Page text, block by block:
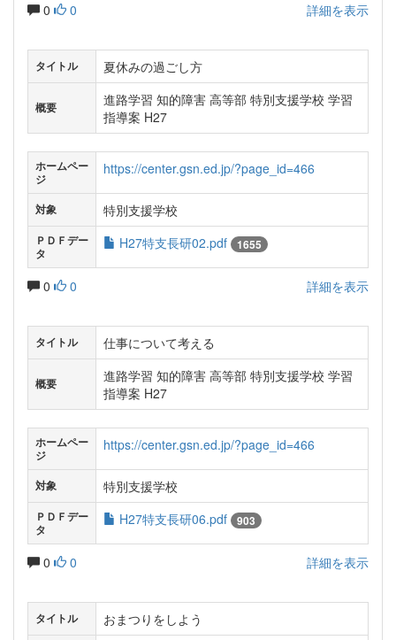
0 0 詳細を表示
タイトル 夏休みの過ごし方
概要
進路学習 知的障害 高等部 特別支援学校 学習
指導案 H27
ホームペー
ジ
https://center.gsn.ed.jp/?page_id=466
対象 特別支援学校
ＰＤＦデー
タ
H27特支長研02.pdf 1655
0 0 詳細を表示
タイトル 仕事について考える
概要
進路学習 知的障害 高等部 特別支援学校 学習
指導案 H27
ホームペー
ジ
https://center.gsn.ed.jp/?page_id=466
対象 特別支援学校
ＰＤＦデー
タ
H27特支長研06.pdf 903
0 0 詳細を表示
タイトル おまつりをしよう